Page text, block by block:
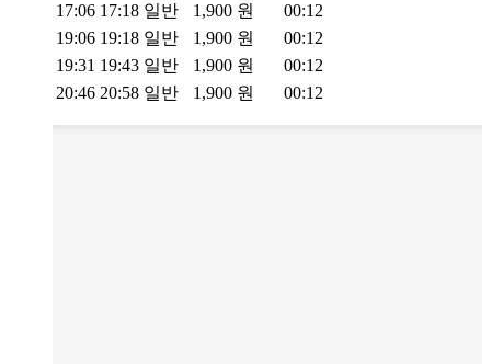
17:06 17:18 일반 1,900 원
00:12
19:06 19:18 일반 1,900 원
00:12
19:31 19:43 일반 1,900 원
00:12
20:46 20:58 일반 1,900 원 00:12